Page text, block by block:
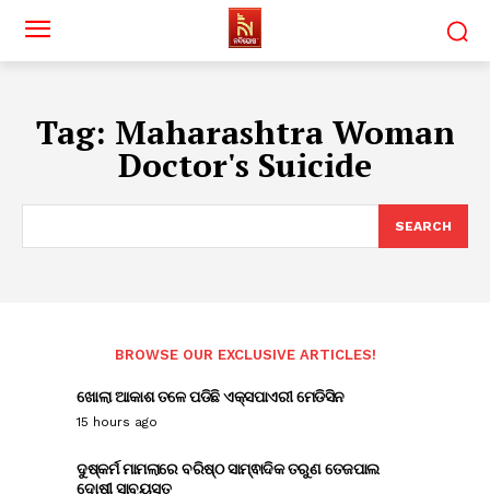
Tag: Maharashtra Woman
Doctor's Suicide
SEARCH
BROWSE OUR EXCLUSIVE ARTICLES!
ଖୋଲା ଆକାଶ ତଳେ ପଡିଛି ଏକ୍ସପାଏରୀ ମେଡିସିନ
15 hours ago
ଦୁଷ୍କର୍ମ ମାମଲାରେ ବରିଷ୍ଠ ସାମ୍ଵାଦିକ ତରୁଣ ତେଜପାଲ
ଦୋଷୀ ସାବ୍ୟସ୍ତ